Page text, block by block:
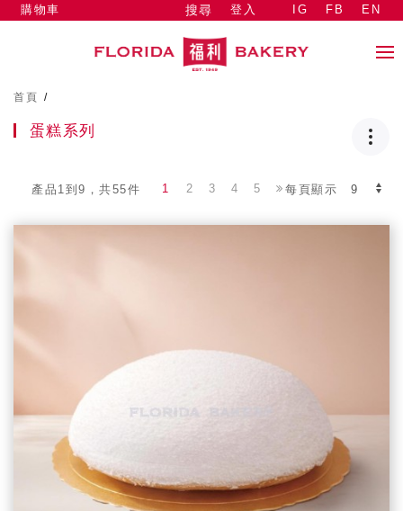
搜尋 登入
購物車 IG FB EN
首頁 /
蛋糕系列
產品1到9，共55件 每頁顯示
1 2 3 4 5